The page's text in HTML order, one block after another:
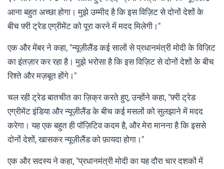
आना बहुत अच्छा होगा। मुझे उम्मीद है कि इस विज़िट से दोनों देशों के
बीच फ़्री ट्रेड एग्रीमेंट को पूरा करने में मदद मिलेगी।"
एक और मेंबर ने कहा, "न्यूज़ीलैंड कई सालों से प्रधानमंत्री मोदी के विज़िट
का इंतज़ार कर रहा है। मुझे भरोसा है कि इस विज़िट से दोनों देशों के बीच
रिश्ते और मज़बूत होंगे।"
चल रही ट्रेड बातचीत का ज़िक्र करते हुए, उन्होंने कहा, "फ़्री ट्रेड
एग्रीमेंट इंडिया और न्यूज़ीलैंड के बीच कई मसलों को सुलझाने में मदद
करेगा। यह एक बहुत ही पॉज़िटिव कदम है, और मेरा मानना ​​है कि इससे
दोनों देशों, खासकर न्यूज़ीलैंड को फ़ायदा होगा।"
एक और सदस्य ने कहा, "प्रधानमंत्री मोदी का यह दौरा चार दशकों में